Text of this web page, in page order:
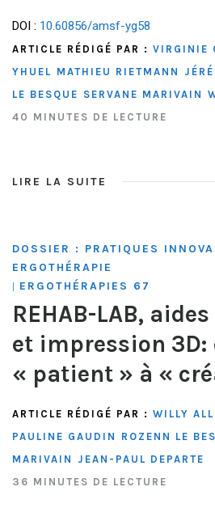
DOI : 10.60856/amsf-yg58
ARTICLE RÉDIGÉ PAR : VIRGINIE
YHUEL MATHIEU RIETMANN
LE BESQUE SERVANE MARIVAIN
40 MINUTES DE LECTURE
LIRE LA SUITE
DOSSIER : PRATIQUES
ERGOTHÉRAPIE
| ERGOTHÉRAPIES 67
REHAB-LAB,
et impression 3D:
« patient » à «
ARTICLE RÉDIGÉ PAR : WILLY
PAULINE GAUDIN
ROZENN LE
MARIVAIN
JEAN-PAUL DEPARTE
36 MINUTES DE LECTURE